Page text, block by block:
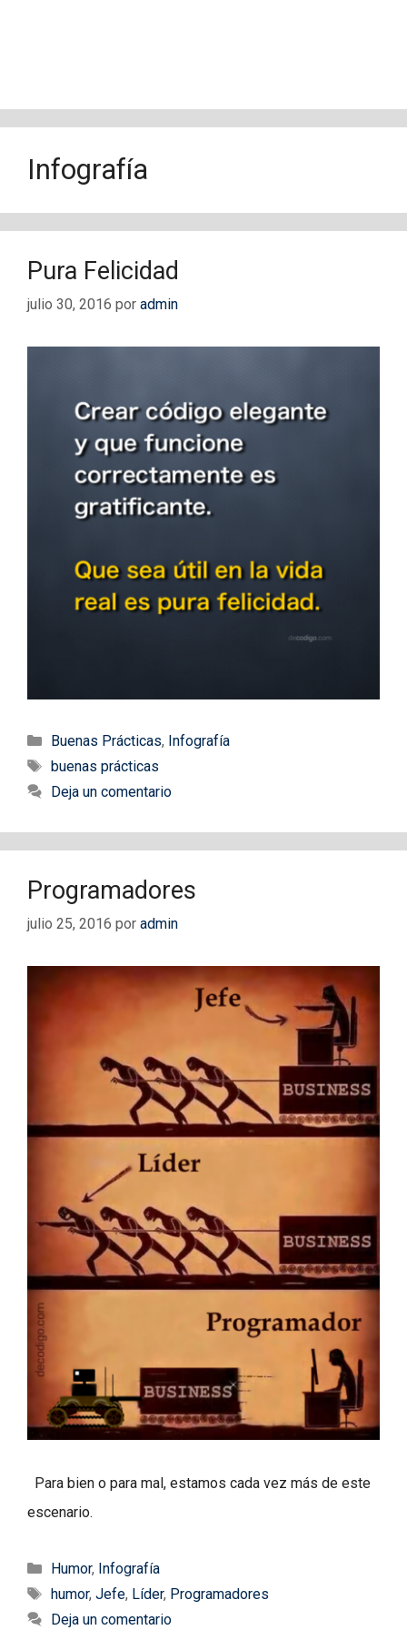
Infografía
Pura Felicidad
julio 30, 2016 por admin
Categorías
Buenas Prácticas, Infografía
Etiquetas
buenas prácticas
Deja un comentario
Programadores
julio 25, 2016 por admin
Para bien o para mal, estamos cada vez más de este
escenario.
Categorías
Humor, Infografía
Etiquetas
humor, Jefe, Líder, Programadores
Deja un comentario